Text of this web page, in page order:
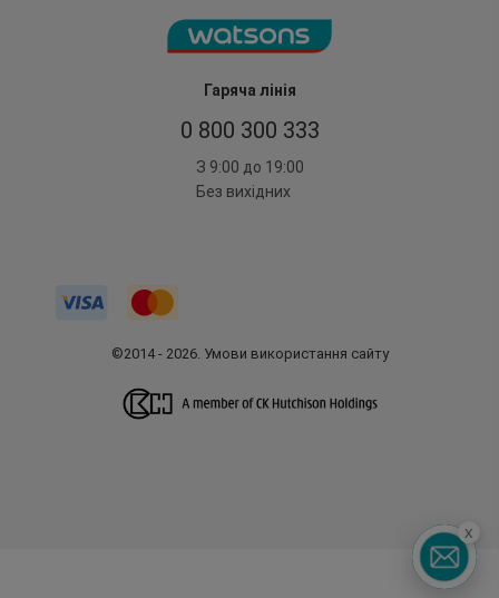
Гаряча лінія
0 800 300 333
З 9:00 до 19:00
Без вихідних
©2014 - 2026. Умови використання сайту
x